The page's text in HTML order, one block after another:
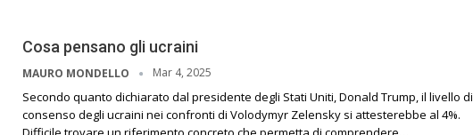
Cosa pensano gli ucraini
MAURO MONDELLO Mar 4, 2025
Secondo quanto dichiarato dal presidente degli Stati Uniti, Donald Trump, il livello di
consenso degli ucraini nei confronti di Volodymyr Zelensky si attesterebbe al 4%.